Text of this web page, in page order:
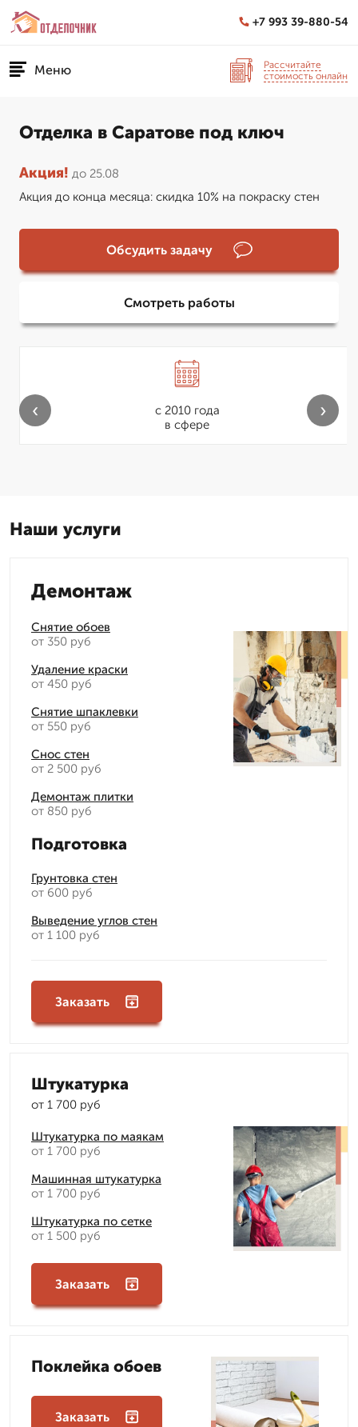
+7 993 39-880-54
Меню
Рассчитайте
стоимость онлайн
Отделка в Саратове под ключ
Акция! до 25.08
Акция до конца месяца: скидка 10% на покраску стен
Обсудить задачу
Смотреть работы
с 2010 года
в сфере
‹ ›
Наши услуги
Демонтаж
Снятие обоев
от 350 руб
Удаление краски
от 450 руб
Снятие шпаклевки
от 550 руб
Снос стен
от 2 500 руб
Демонтаж плитки
от 850 руб
Подготовка
Грунтовка стен
от 600 руб
Выведение углов стен
от 1 100 руб
Заказать
Штукатурка
от 1 700 руб
Штукатурка по маякам
от 1 700 руб
Машинная штукатурка
от 1 700 руб
Штукатурка по сетке
от 1 500 руб
Заказать
Поклейка обоев
Заказать